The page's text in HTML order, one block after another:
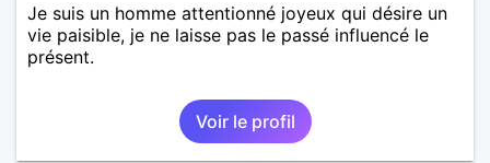
Je suis un homme attentionné joyeux qui désire un
vie paisible, je ne laisse pas le passé influencé le
présent.
Voir le profil